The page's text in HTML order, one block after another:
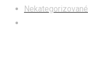
Nekategorizované